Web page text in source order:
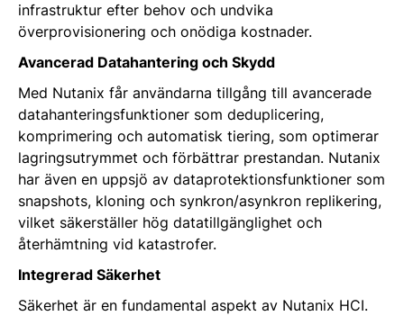
infrastruktur efter behov och undvika
överprovisionering och onödiga kostnader.
Avancerad Datahantering och Skydd
Med Nutanix får användarna tillgång till avancerade
datahanteringsfunktioner som deduplicering,
komprimering och automatisk tiering, som optimerar
lagringsutrymmet och förbättrar prestandan. Nutanix
har även en uppsjö av dataprotektionsfunktioner som
snapshots, kloning och synkron/asynkron replikering,
vilket säkerställer hög datatillgänglighet och
återhämtning vid katastrofer.
Integrerad Säkerhet
Säkerhet är en fundamental aspekt av Nutanix HCI.